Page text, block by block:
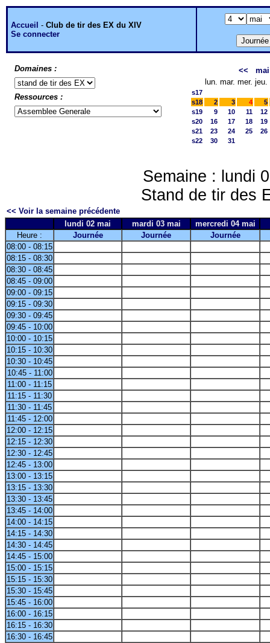
Accueil - Club de tir des EX du XIV
Se connecter
Domaines :
Ressources :
<<
lun. mar. mer. jeu.
s17
s18
2 3 4
5
s19
9 10 11
12
s20
16 17 18
19
s21
23 24 25
26
s22
30 31
Semaine : lundi
Stand de tir des
<< Voir la semaine précédente
lundi 02 mai
mardi 03 mai
mercredi 04 mai
Heure :
Journée Journée
Journée
08:00 - 08:15
08:15 - 08:30
08:30 - 08:45
08:45 - 09:00
09:00 - 09:15
09:15 - 09:30
09:30 - 09:45
09:45 - 10:00
10:00 - 10:15
10:15 - 10:30
10:30 - 10:45
10:45 - 11:00
11:00 - 11:15
11:15 - 11:30
11:30 - 11:45
11:45 - 12:00
12:00 - 12:15
12:15 - 12:30
12:30 - 12:45
12:45 - 13:00
13:00 - 13:15
13:15 - 13:30
13:30 - 13:45
13:45 - 14:00
14:00 - 14:15
14:15 - 14:30
14:30 - 14:45
14:45 - 15:00
15:00 - 15:15
15:15 - 15:30
15:30 - 15:45
15:45 - 16:00
16:00 - 16:15
16:15 - 16:30
16:30 - 16:45